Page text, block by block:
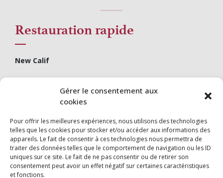
Gérer le consentement aux
cookies
Pour offrir les meilleures expériences, nous utilisons des technologies
telles que les cookies pour stocker et/ou accéder aux informations des
appareils. Le fait de consentir à ces technologies nous permettra de
traiter des données telles que le comportement de navigation ou les ID
uniques sur ce site. Le fait de ne pas consentir ou de retirer son
consentement peut avoir un effet négatif sur certaines caractéristiques
et fonctions.
Restauration rapide
New Calif
Téléphone : 02 43 33 53 13